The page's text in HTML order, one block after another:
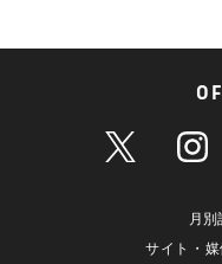
月別
サイト・